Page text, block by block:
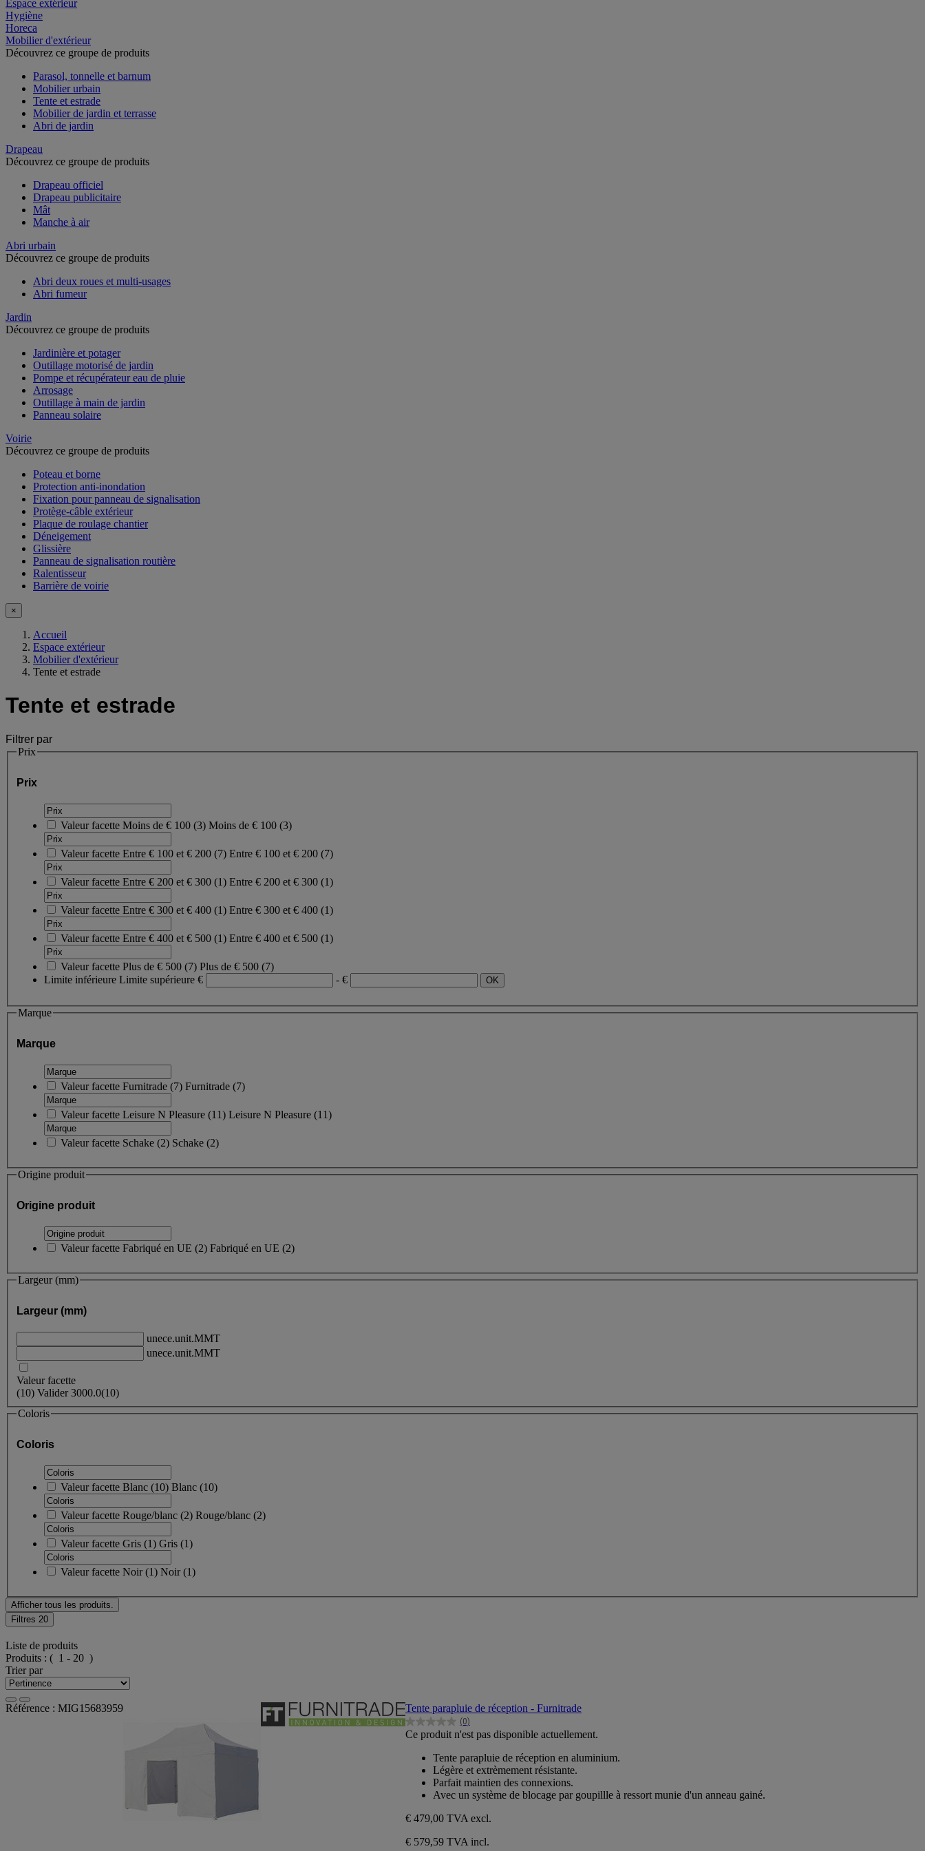
Espace extérieur
Hygiène
Horeca
Mobilier d'extérieur
Découvrez ce groupe de produits
Parasol, tonnelle et barnum
Mobilier urbain
Tente et estrade
Mobilier de jardin et terrasse
Abri de jardin
Drapeau
Découvrez ce groupe de produits
Drapeau officiel
Drapeau publicitaire
Mât
Manche à air
Abri urbain
Découvrez ce groupe de produits
Abri deux roues et multi-usages
Abri fumeur
Jardin
Découvrez ce groupe de produits
Jardinière et potager
Outillage motorisé de jardin
Pompe et récupérateur eau de pluie
Arrosage
Outillage à main de jardin
Panneau solaire
Voirie
Découvrez ce groupe de produits
Poteau et borne
Protection anti-inondation
Fixation pour panneau de signalisation
Protège-câble extérieur
Plaque de roulage chantier
Déneigement
Glissière
Panneau de signalisation routière
Ralentisseur
Barrière de voirie
×
Accueil
Espace extérieur
Mobilier d'extérieur
Tente et estrade
Tente et estrade
Filtrer par
Prix
Prix
Valeur facette Moins de € 100 (3) Moins de € 100 (3)
Valeur facette Entre € 100 et € 200 (7) Entre € 100 et € 200 (7)
Valeur facette Entre € 200 et € 300 (1) Entre € 200 et € 300 (1)
Valeur facette Entre € 300 et € 400 (1) Entre € 300 et € 400 (1)
Valeur facette Entre € 400 et € 500 (1) Entre € 400 et € 500 (1)
Valeur facette Plus de € 500 (7) Plus de € 500 (7)
Limite inférieure Limite supérieure € - €
Marque
Marque
Valeur facette Furnitrade (7) Furnitrade (7)
Valeur facette Leisure N Pleasure (11) Leisure N Pleasure (11)
Valeur facette Schake (2) Schake (2)
Origine produit
Origine produit
Valeur facette Fabriqué en UE (2) Fabriqué en UE (2)
Largeur (mm)
Largeur (mm)
unece.unit.MMT
unece.unit.MMT
Valeur facette
(10) Valider3000.0(10)
Coloris
Coloris
Valeur facette Blanc (10) Blanc (10)
Valeur facette Rouge/blanc (2) Rouge/blanc (2)
Valeur facette Gris (1) Gris (1)
Valeur facette Noir(1) Noir(1)
Afficher tous les produits.
Filtres 20
Liste de produits
Produits : ( 1 - 20 )
Trier par
Référence : MIG15683959 Tente parapluie de réception - Furnitrade
(0)
0.0
sur
étoiles.
Ce produit n'est pas disponible actuellement.
Tente parapluie de réception en aluminium.
Légère et extrèmement résistante.
Parfait maintien des connexions.
Avec un système de blocage par goupillle à ressort munie d'un anneau gainé.
€ 479,00 TVA excl.
€ 579,59 TVA incl.